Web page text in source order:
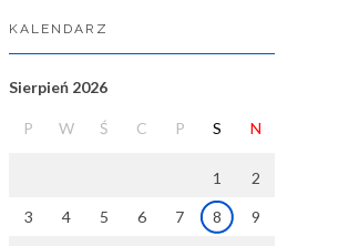
KALENDARZ
Sierpień 2026
P W Ś C P S N
1 2
3 4 5 6 7 8 9